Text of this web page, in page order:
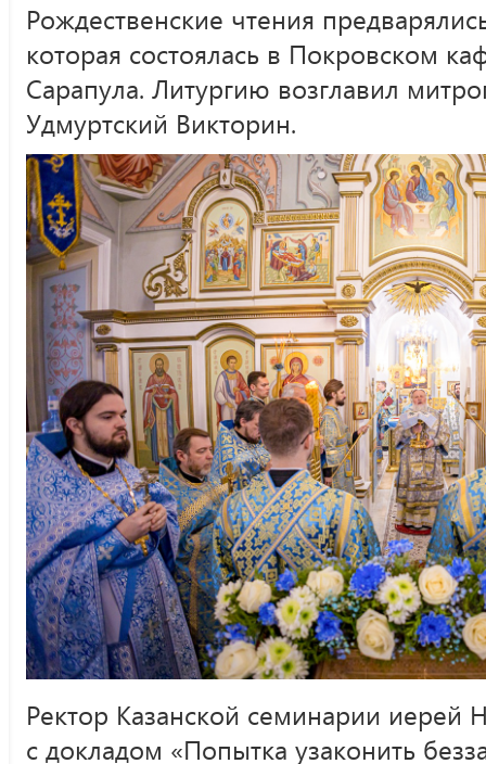
Рождественские чтения
которая состоялась в Покровском
Сарапула. Литургию возглавил
Удмуртский Викторин.
Ректор Казанской семинарии иерей
с докладом «Попытка узаконить